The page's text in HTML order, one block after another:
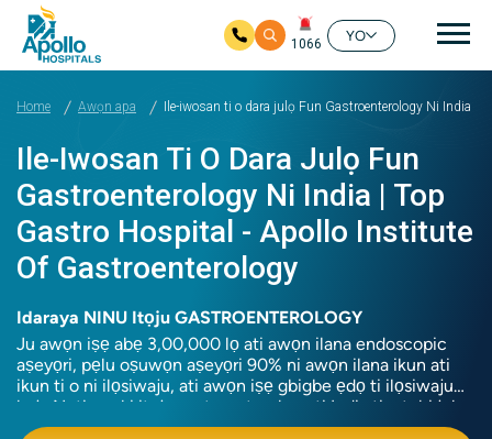
1066
YO
Home Awọn apa Ile-iwosan ti o dara julọ Fun Gastroenterology Ni India |
Ile-Iwosan Ti O Dara Julọ Fun
Gastroenterology Ni India | Top
Gastro Hospital - Apollo Institute
Of Gastroenterology
Idaraya NINU Itọju GASTROENTEROLOGY
Ju awọn iṣẹ abẹ 3,00,000 lọ ati awọn ilana endoscopic
aṣeyọri, pẹlu oṣuwọn aṣeyọri 90% ni awọn ilana ikun ati
ikun ti o ni ilọsiwaju, ati awọn iṣẹ gbigbe ẹdọ ti ilọsiwaju
kọja Nẹtiwọọki itọju gastroenterology ti India ti o tobi julọ
ati igbẹkẹle julọ.